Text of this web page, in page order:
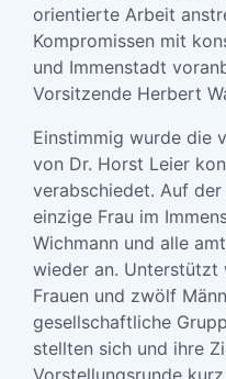
orientierte Arbeit
Kompromissen mit
und Immenstadt
Vorsitzende Herbert
Einstimmig wurde die
von Dr. Horst Leier
verabschiedet. Auf
einzige Frau im
Wichmann und alle
wieder an. Unterstützt
Frauen und zwölf
gesellschaftliche
stellten sich und ihre
Vorstellungsrunde